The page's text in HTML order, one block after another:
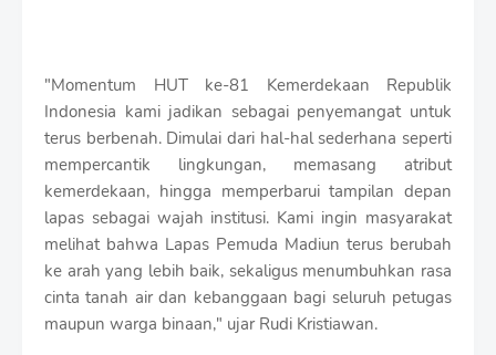
"Momentum HUT ke-81 Kemerdekaan Republik
Indonesia kami jadikan sebagai penyemangat untuk
terus berbenah. Dimulai dari hal-hal sederhana seperti
mempercantik lingkungan, memasang atribut
kemerdekaan, hingga memperbarui tampilan depan
lapas sebagai wajah institusi. Kami ingin masyarakat
melihat bahwa Lapas Pemuda Madiun terus berubah
ke arah yang lebih baik, sekaligus menumbuhkan rasa
cinta tanah air dan kebanggaan bagi seluruh petugas
maupun warga binaan," ujar Rudi Kristiawan.